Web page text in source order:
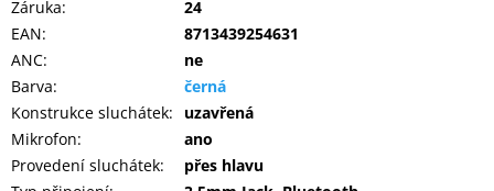
Záruka:
24
EAN:
8713439254631
ANC:
ne
Barva:
černá
Konstrukce sluchátek:
uzavřená
Mikrofon:
ano
Provedení sluchátek:
přes hlavu